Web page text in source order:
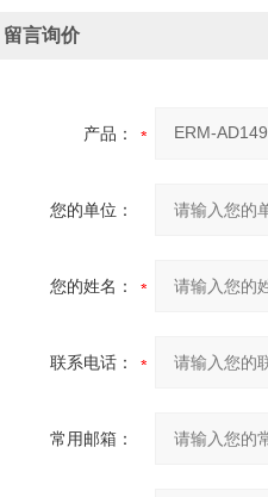
留言询价
产品：
您的单位：
您的姓名：
联系电话：
常用邮箱：